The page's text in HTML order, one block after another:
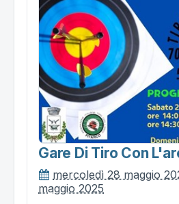
Gare Di Tiro Con
mercoledì 28 maggio
maggio 2025